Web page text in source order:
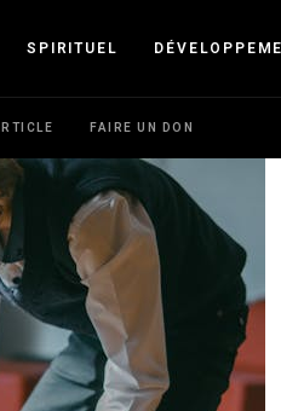
SPIRITUEL
FAIRE UN DON